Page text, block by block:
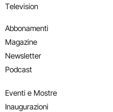
Television
Abbonamenti
Magazine
Newsletter
Podcast
Eventi e Mostre
Inaugurazioni